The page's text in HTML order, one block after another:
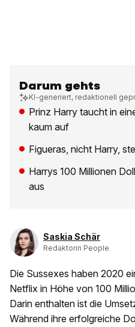
Darum gehts
KI-generiert, redaktionell
Prinz Harry taucht in
kaum auf
Figueras, nicht Harry,
Harrys 100 Millionen
aus
Saskia Schär
Redaktorin People
Die Sussexes haben 2020
Netflix in Höhe von 100
Darin enthalten ist die
Während ihre erfolgreiche